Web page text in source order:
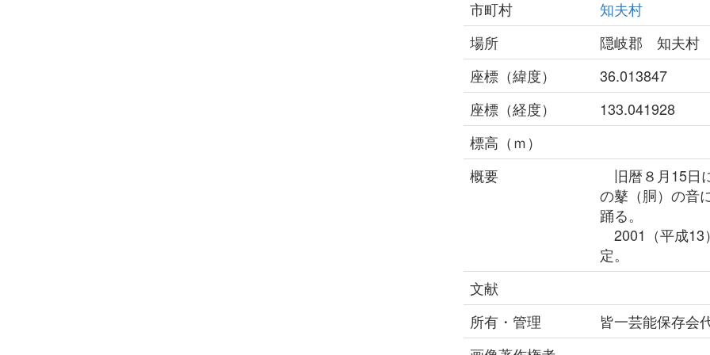
市町村
知夫村
場所
隠岐郡 知夫
座標（緯度）
36.013847
座標（経度）
133.041928
標高（ｍ）
概要
旧暦８月15日
の鼕（胴）の音
踊る。
2001（平成13
定。
文献
所有・管理
皆一芸能保存会